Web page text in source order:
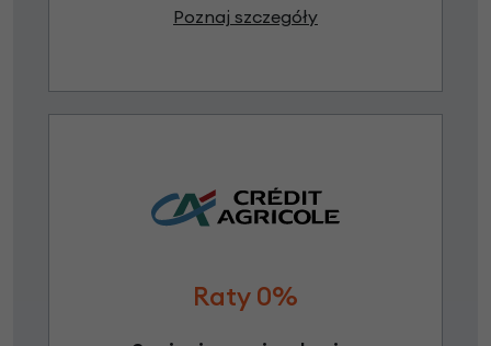
Poznaj szczegóły
Raty 0%